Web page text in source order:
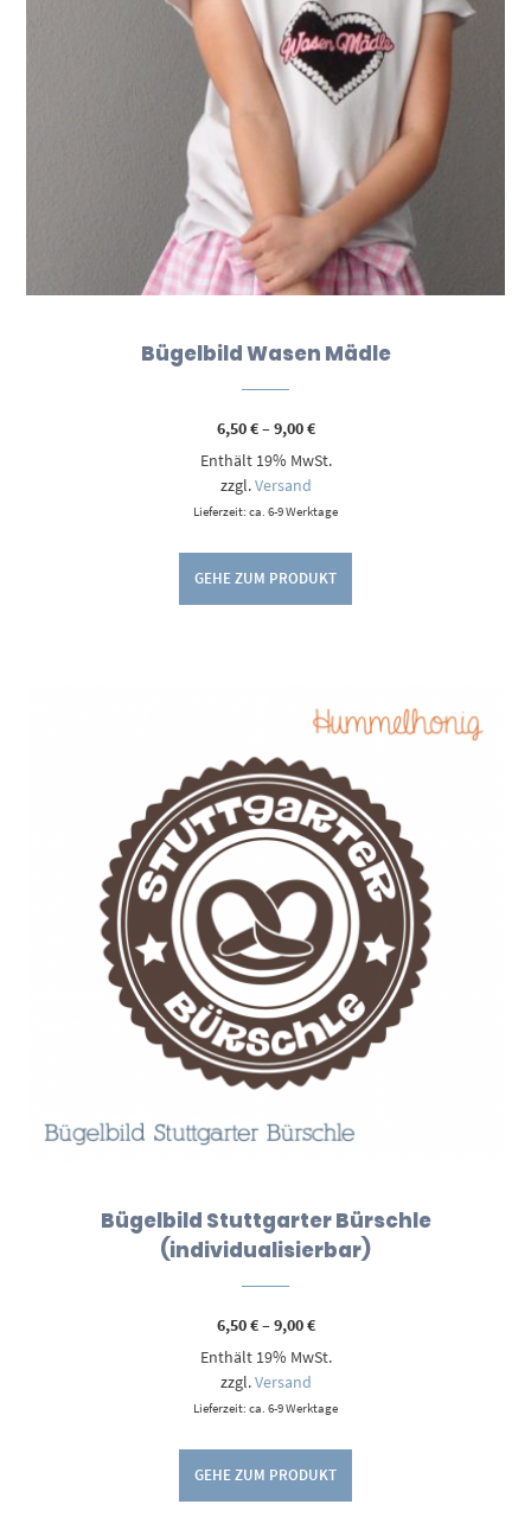
Bügelbild Wasen Mädle
6,50€–9,00€Preisspanne:
bis
Enthält 19% MwSt.
zzgl.Versand
Lieferzeit: ca. 6-9 Werktage
GEHE ZUM PRODUKT
Bügelbild Stuttgarter Bürschle
(individualisierbar)
6,50€–9,00€Preisspanne:
bis
Enthält 19% MwSt.
zzgl.Versand
Lieferzeit: ca. 6-9 Werktage
GEHE ZUM PRODUKT